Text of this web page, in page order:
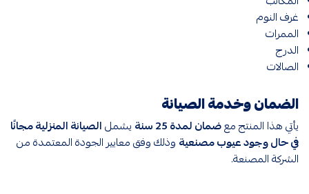
غرف النوم
الممرات
الدرج
الصالات
الضمان وخدمة الصيانة
يأتي هذا المنتج معضمان لمدة 25 سنة يشملالصيانة المنزلية مجانًا
في حال وجود عيوب مصنعية وذلك وفق معايير الجودة المعتمدة من
الشركة المصنعة.